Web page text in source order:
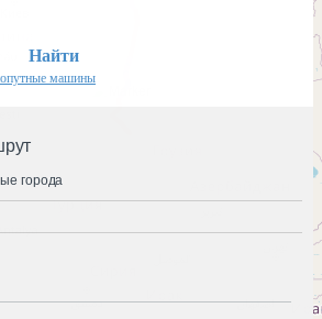
Найти
машины
города